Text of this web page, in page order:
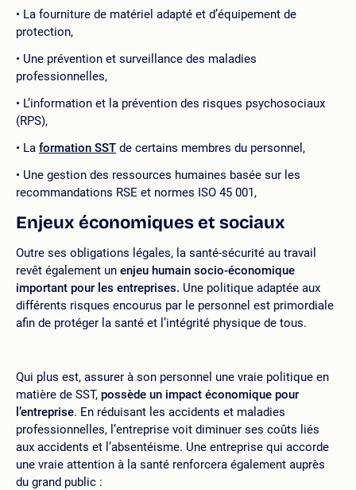
La fourniture de matériel adapté et d’équipement de
protection,
Une prévention et surveillance des maladies
professionnelles,
L’information et la prévention des risques psychosociaux
(RPS),
La formation SST de certains membres du personnel,
Une gestion des ressources humaines basée sur les
recommandations RSE et normes ISO 45 001,
Enjeux économiques et sociaux
Outre ses obligations légales, la santé-sécurité au travail
revêt également un enjeu humain socio-économique
important pour les entreprises. Une politique adaptée aux
différents risques encourus par le personnel est primordiale
afin de protéger la santé et l’intégrité physique de tous.
Qui plus est, assurer à son personnel une vraie politique en
matière de SST, possède un impact économique pour
l’entreprise. En réduisant les accidents et maladies
professionnelles, l’entreprise voit diminuer ses coûts liés
aux accidents et l’absentéisme. Une entreprise qui accorde
une vraie attention à la santé renforcera également auprès
du grand public :